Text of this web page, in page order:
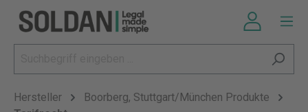
Hersteller
Boorberg, Stuttgart/München Produkte